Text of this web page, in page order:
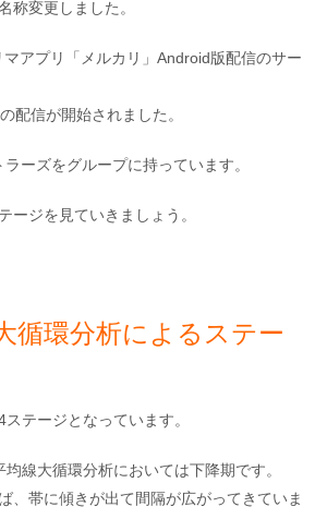
称変更しました。
アプリ「メルカリ」Android版配信のサー
配信が開始されました。
ーズをグループに持っています。
ージを見ていきましょう。
循環分析によるステー
テージとなっています。
線大循環分析においては下降期です。
、帯に傾きが出て間隔が広がってきていま